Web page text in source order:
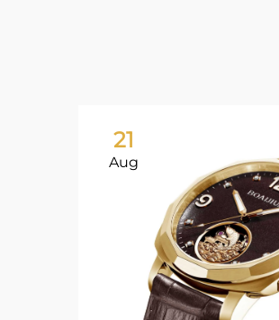
21
Aug